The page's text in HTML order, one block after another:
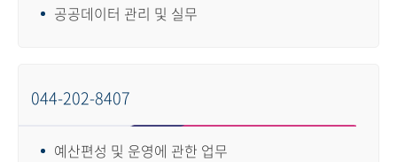
공공데이터 관리 및 실무
044-202-8407
예산편성 및 운영에 관한 업무